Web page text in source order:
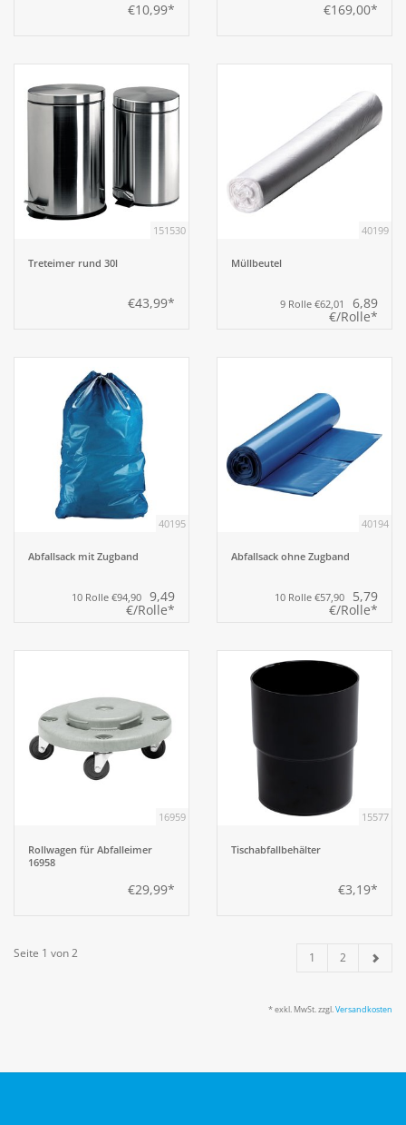
€10,99* €169,00*
151530
Treteimer rund 30l
€43,99*
40199
Müllbeutel
9 Rolle €62,01 6,89
€/Rolle*
40195
Abfallsack mit Zugband
10 Rolle €94,90 9,49
€/Rolle*
40194
Abfallsack ohne Zugband
10 Rolle €57,90 5,79
€/Rolle*
16959
Rollwagen für Abfalleimer
16958
€29,99*
15577
Tischabfallbehälter
€3,19*
Seite 1 von 2 1 2
* exkl. MwSt. zzgl.Versandkosten